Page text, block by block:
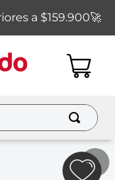
a $159.900🚀